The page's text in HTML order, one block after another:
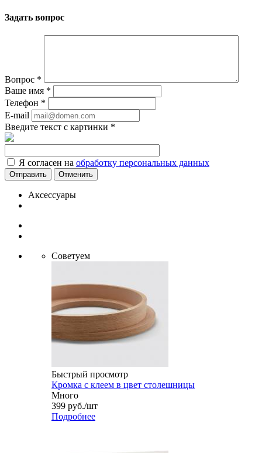
Задать вопрос
Вопрос *
Ваше имя *
Телефон *
E-mail
Введите текст с картинки *
Я согласен на обработку персональных данных
Отменить
Аксессуары
Советуем
Быстрый просмотр
Кромка с клеем в цвет столешницы
Много
399 руб./шт
Подробнее